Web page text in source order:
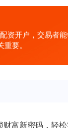
资开户，交易者
要。
富新密码，轻